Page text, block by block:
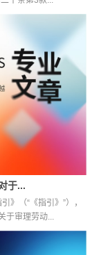
于...
》（“《指引》”），
于审理劳动...